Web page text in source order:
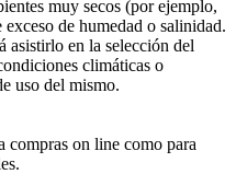
muy secos (por ejemplo,
de humedad o salinidad.
asistirlo en la selección del
climáticas o
uso del mismo.
compras on line como para